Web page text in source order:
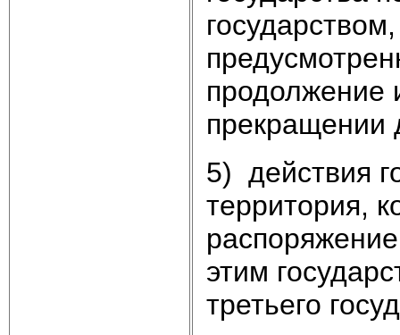
продолжение
прекращении
5) действия
территория,
этим
третьего